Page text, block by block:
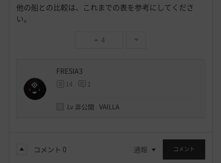
他の船との比較は、これまでの表を参考にしてくださ
い。
4
FRESIA3
14 1
Lv 非公開 VAILLA
コメント 0 通報 コメント